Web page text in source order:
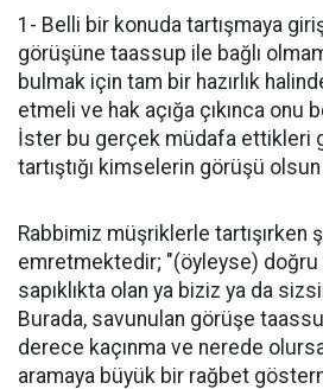
1- Belli bir konuda tartışmaya
görüşüne taassup ile bağlı
bulmak için tam bir hazırlık
etmeli ve hak açığa çıkınca onu
İster bu gerçek müdafa ettikleri
tartıştığı kimselerin görüşü
Rabbimiz müşriklerle tartışırken
emretmektedir; "(öyleyse) doğru
sapıklıkta olan ya biziz ya da
Burada, savunulan görüşe
derece kaçınma ve nerede
aramaya büyük bir rağbet